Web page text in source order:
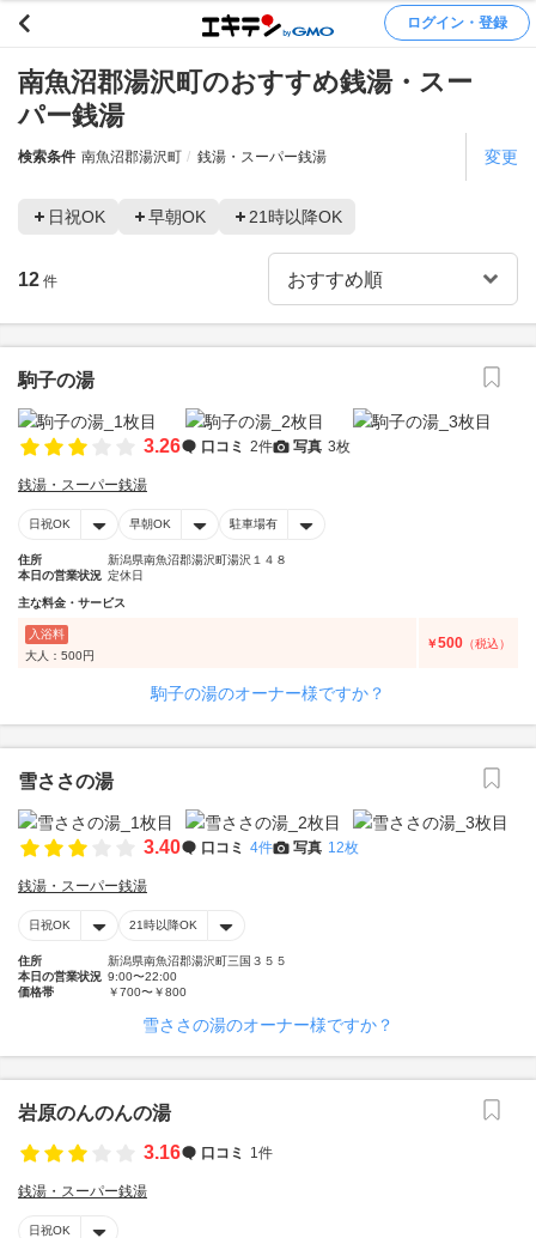
ログイン・登録
南魚沼郡湯沢町のおすすめ銭湯・スー
パー銭湯
検索条件 南魚沼郡湯沢町 銭湯・スーパー銭湯 変更
日祝OK 早朝OK 21時以降OK
12 件
駒子の湯
3.26 口コミ 2件 写真 3枚
銭湯・スーパー銭湯
日祝OK 早朝OK 駐車場有
住所
新潟県南魚沼郡湯沢町湯沢１４８
本日の営業状況 定休日
主な料金・サービス
入浴料
大人：500円
￥500 （税込）
駒子の湯のオーナー様ですか？
雪ささの湯
3.40 口コミ 4件 写真 12枚
銭湯・スーパー銭湯
日祝OK 21時以降OK
住所
新潟県南魚沼郡湯沢町三国３５５
本日の営業状況 9:00〜22:00
価格帯
￥700〜￥800
雪ささの湯のオーナー様ですか？
岩原のんのんの湯
3.16
口コミ 1件
銭湯・スーパー銭湯
日祝OK